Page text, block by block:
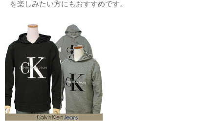
を楽しみたい方にもおすすめです。